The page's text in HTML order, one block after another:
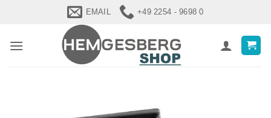
EMAIL +49 2254 - 9698 0